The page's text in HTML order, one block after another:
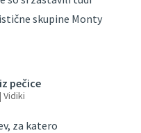
skupine Monty
pečice
Vidiki
za katero